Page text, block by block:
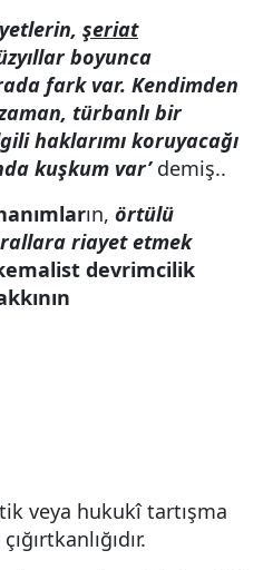
şeriat
boyunca
fark var. Kendimden
türbanlı bir
haklarımı koruyacağı
kuşkum var’demiş..
ın, örtülü
riayet etmek
devrimcilik
veya hukukî tartışma
çığırtkanlığıdır.